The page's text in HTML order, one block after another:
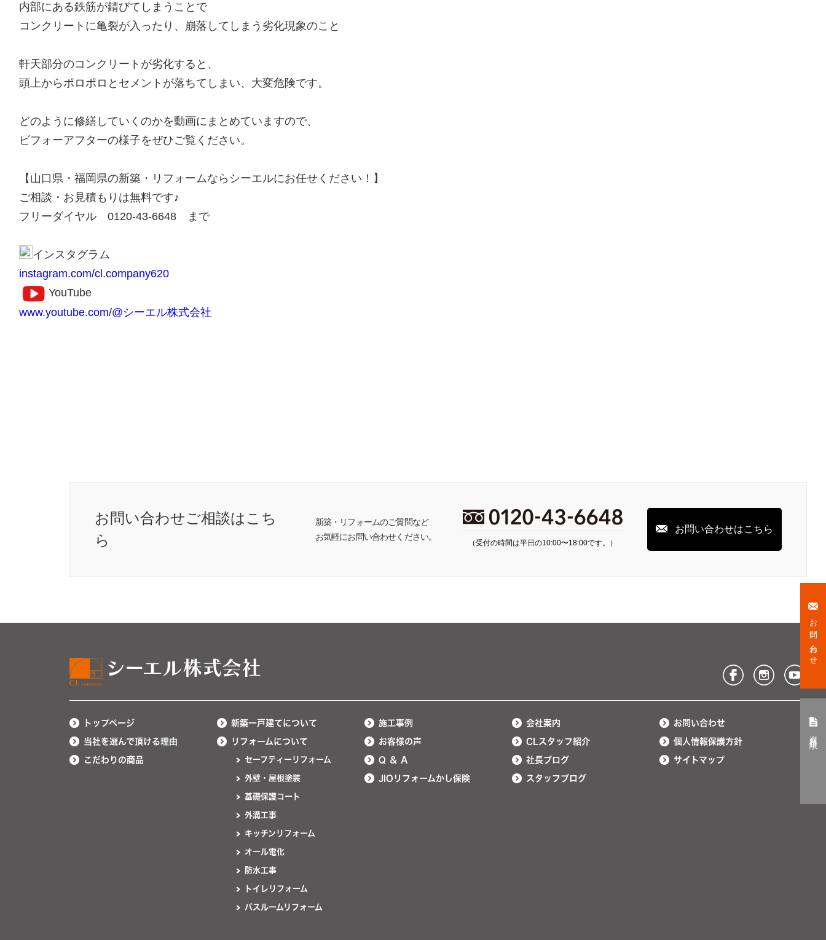
内部にある鉄筋が錆びてしまうことで
コンクリートに亀裂が入ったり、崩落してしまう劣化現象のこと
軒天部分のコンクリートが劣化すると、
頭上からポロポロとセメントが落ちてしまい、大変危険です。
どのように修繕していくのかを動画にまとめていますので、
ビフォーアフターの様子をぜひご覧ください。
【山口県・福岡県の新築・リフォームならシーエルにお任せください！】
ご相談・お見積もりは無料です♪
フリーダイヤル 0120-43-6648 まで
インスタグラム
instagram.com/cl.company620
YouTube
www.youtube.com/@シーエル株式会社
お問い合わせご相談はこち
ら
新築・リフォームのご質問など
お気軽にお問い合わせください。
（受付の時間は平日の10:00〜18:00です。）
お問い合わせはこちら
お問い合わせ
トップページ
当社を選んで頂ける理由
こだわりの商品
新築一戸建てについて
リフォームについて
セーフティーリフォーム
外壁・屋根塗装
基礎保護コート
外溝工事
キッチンリフォーム
オール電化
防水工事
トイレリフォーム
バスルームリフォーム
施工事例
お客様の声
Q ＆ A
JIOリフォームかし保険
会社案内
CLスタッフ紹介
社長ブログ
スタッフブログ
お問い合わせ
個人情報保護方針
サイトマップ